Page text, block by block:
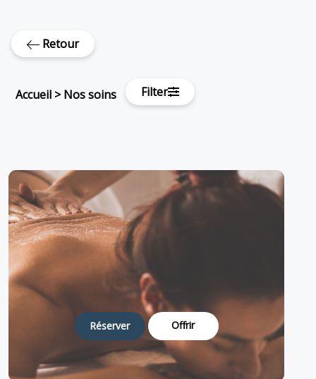
Retour
Accueil >Nos soins Filter
Réserver Offrir